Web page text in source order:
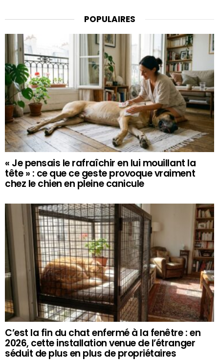
POPULAIRES
« Je pensais le rafraîchir en lui mouillant la
tête » : ce que ce geste provoque vraiment
chez le chien en pleine canicule
C’est la fin du chat enfermé à la fenêtre : en
2026, cette installation venue de l’étranger
séduit de plus en plus de propriétaires